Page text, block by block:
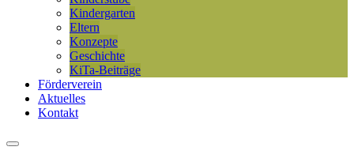
Kindergarten
Eltern
Konzepte
Geschichte
KiTa-Beiträge
Förderverein
Aktuelles
Kontakt